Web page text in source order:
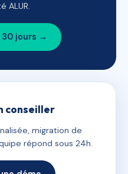
ALUR.
jours →
conseiller
migration de
répond sous 24h.